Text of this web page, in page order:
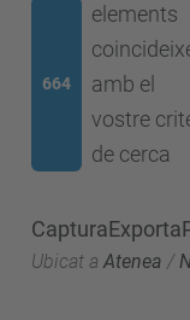
664
elements
amb el
vostre
de cerca
Ubicat a Atenea /